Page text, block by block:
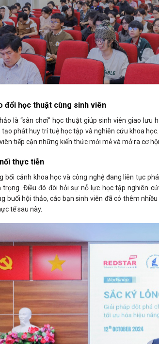
đổi học thuật cùng sinh viên
là “sân chơi” học thuật giúp sinh viên giao
tạo phát huy trí tuệ học tập và nghiên cứu khoa
tiếp cận những kiến thức mới mẻ và mở ra cơ
thực tiễn
bối cảnh khoa học và công nghệ đang liên tục
trọng. Điều đó đòi hỏi sự nỗ lực học tập nghiên
buổi hội thảo, các bạn sinh viên đã có thêm
tế sau này.